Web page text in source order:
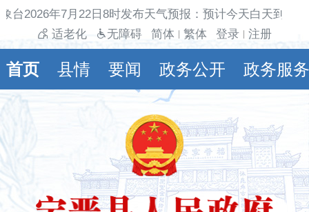
台2026年7月22日8时发布天气预报：预计今天白天到夜
适老化
无障碍 简体 繁体 登录 注册
首页 县情 要闻 政务公开 政务服务